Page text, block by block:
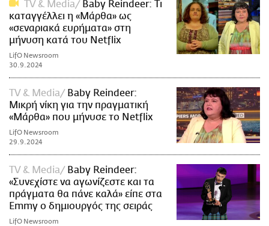
TV & Media
Baby Reindeer: Τι
καταγγέλλει η «Μάρθα» ως
«σεναριακά ευρήματα» στη
μήνυση κατά του Netflix
LifO Newsroom
30.9.2024
TV & Media
Baby Reindeer:
Μικρή νίκη για την πραγματική
«Μάρθα» που μήνυσε το Netflix
LifO Newsroom
29.9.2024
TV & Media
Baby Reindeer:
«Συνεχίστε να αγωνίζεστε και τα
πράγματα θα πάνε καλά» είπε στα
Emmy ο δημιουργός της σειράς
LifO Newsroom